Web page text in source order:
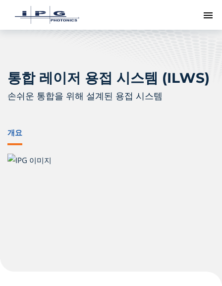
메
통합 레이저 용접 시스템 (ILWS)
손쉬운 통합을 위해 설계된 용접 시스템
개요